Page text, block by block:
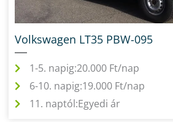
Volkswagen LT35 PBW-095
1-5. napig:20.000 Ft/nap
6-10. napig:19.000 Ft/nap
11. naptól:Egyedi ár